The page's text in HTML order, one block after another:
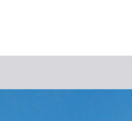
Suchbegriff